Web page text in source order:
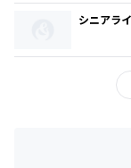
シニアラ